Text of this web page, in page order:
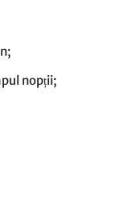
nopții;